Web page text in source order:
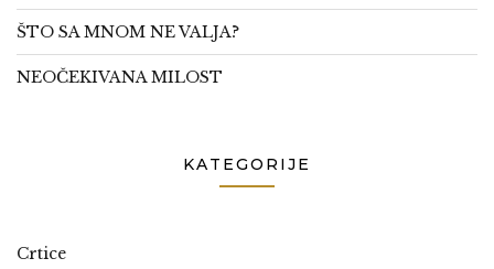
ŠTO SA MNOM NE VALJA?
NEOČEKIVANA MILOST
KATEGORIJE
Crtice